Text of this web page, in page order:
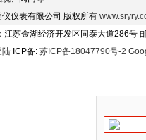
仪仪表有限公司 版权所有
江苏金湖经济开发区同泰大道286号
陆 ICP备: 苏ICP备18047790号-2